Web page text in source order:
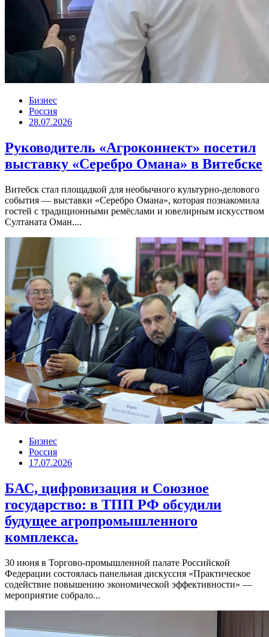
Бизнес
Россия
28.07.2026
Руководитель «Агроконнект» посетил
выставку «Серебро Омана» в Витебске
Витебск стал площадкой для необычного культурно-делового
события — выставки «Серебро Омана», которая познакомила
гостей с традиционными ремёслами и ювелирным искусством
Султаната Оман....
Бизнес
Россия
17.07.2026
БАС, цифровизация и Союзное
государство: в ТПП РФ обсудили
будущее агропромышленного
комплекса.
30 июня в Торгово-промышленной палате Российской
Федерации состоялась панельная дискуссия «Практическое
содействие повышению экономической эффективности» —
мероприятие собрало...